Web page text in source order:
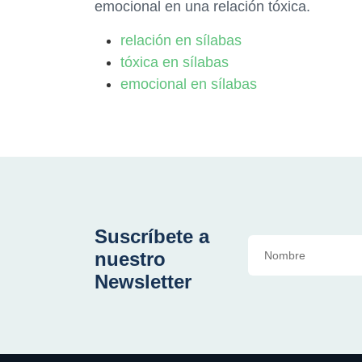
emocional en una relación tóxica.
relación en sílabas
tóxica en sílabas
emocional en sílabas
Suscríbete a
nuestro
Newsletter